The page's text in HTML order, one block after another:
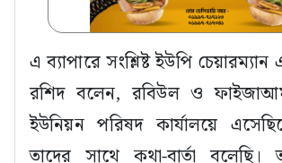
এ ব্যাপারে সংশ্লিষ্ট ইউপি
রশিদ বলেন, রবিউল ও
ইউনিয়ন পরিষদ কার্যালয়ে
তাদের সাথে কথা-বার্তা